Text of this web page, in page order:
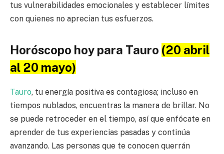
tus vulnerabilidades emocionales y establecer límites
con quienes no aprecian tus esfuerzos.
Horóscopo hoy para Tauro (20 abril
al 20 mayo)
Tauro, tu energía positiva es contagiosa; incluso en
tiempos nublados, encuentras la manera de brillar. No
se puede retroceder en el tiempo, así que enfócate en
aprender de tus experiencias pasadas y continúa
avanzando. Las personas que te conocen querrán